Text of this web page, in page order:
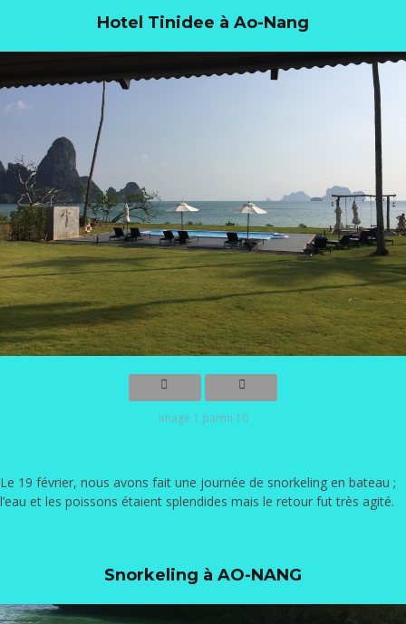
Hotel Tinidee à Ao-Nang
Image 1 parmi 10
Le 19 février, nous avons fait une journée de snorkeling en bateau ;
l’eau et les poissons étaient splendides mais le retour fut très agité.
Snorkeling à AO-NANG